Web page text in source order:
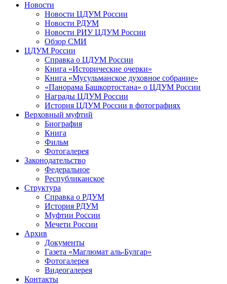
Новости
Новости ЦДУМ России
Новости РДУМ
Новости РИУ ЦДУМ России
Обзор СМИ
ЦДУМ России
Справка о ЦДУМ России
Книга «Исторические очерки»
Книга «Мусульманское духовное собрание»
«Панорама Башкортостана» о ЦДУМ России
Награды ЦДУМ России
История ЦДУМ России в фотографиях
Верховный муфтий
Биография
Книга
Фильм
Фотогалерея
Законодательство
Федеральное
Республиканское
Структура
Справка о РДУМ
История РДУМ
Муфтии России
Мечети России
Архив
Документы
Газета «Маглюмат аль-Булгар»
Фотогалерея
Видеогалерея
Контакты